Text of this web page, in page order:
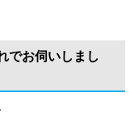
でお伺いしまし